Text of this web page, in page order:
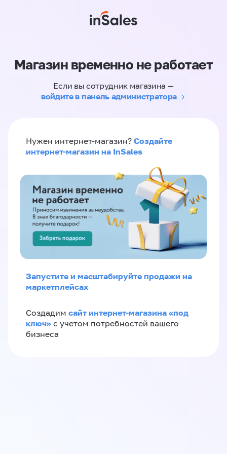
Магазин временно не работает
Если вы сотрудник магазина —
войдите в панель администратора
Нужен интернет-магазин? Создайте
интернет-магазин на InSales
Запустите и масштабируйте продажи на
маркетплейсах
Создадим сайт интернет-магазина «под
ключ» с учетом потребностей вашего
бизнеса